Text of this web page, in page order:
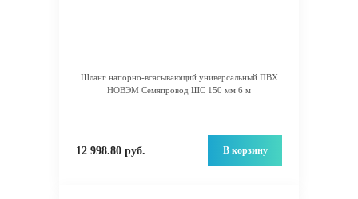
Шланг напорно-всасывающий универсальный ПВХ
НОВЭМ Семяпровод ШС 150 мм 6 м
12 998.80 руб. В корзину